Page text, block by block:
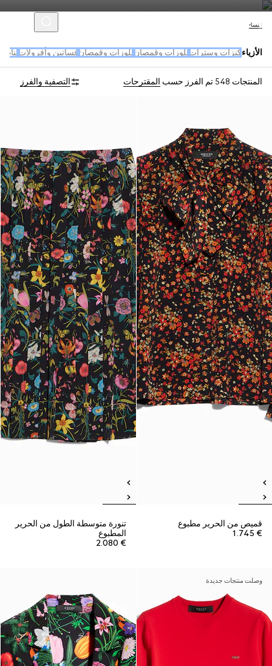
النساء
الأزياء كنزات وسترات بلوزات وقمصان بلوزات وقمصان فساتين وأفرولات
المنتجات 548 تم الفرز حسب المقترحات التصفية والفرز
قميص من الحرير مطبوع
€ 1.745
تنورة متوسطة الطول من الحرير
المطبوع
€ 2.080
وصلت منتجات جديدة